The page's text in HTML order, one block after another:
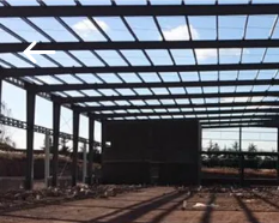
CASA.
PRODOTTI
Qingdao
KaFa
Fabrication
Co.,
Ltd..
All
Rights
Reserved.